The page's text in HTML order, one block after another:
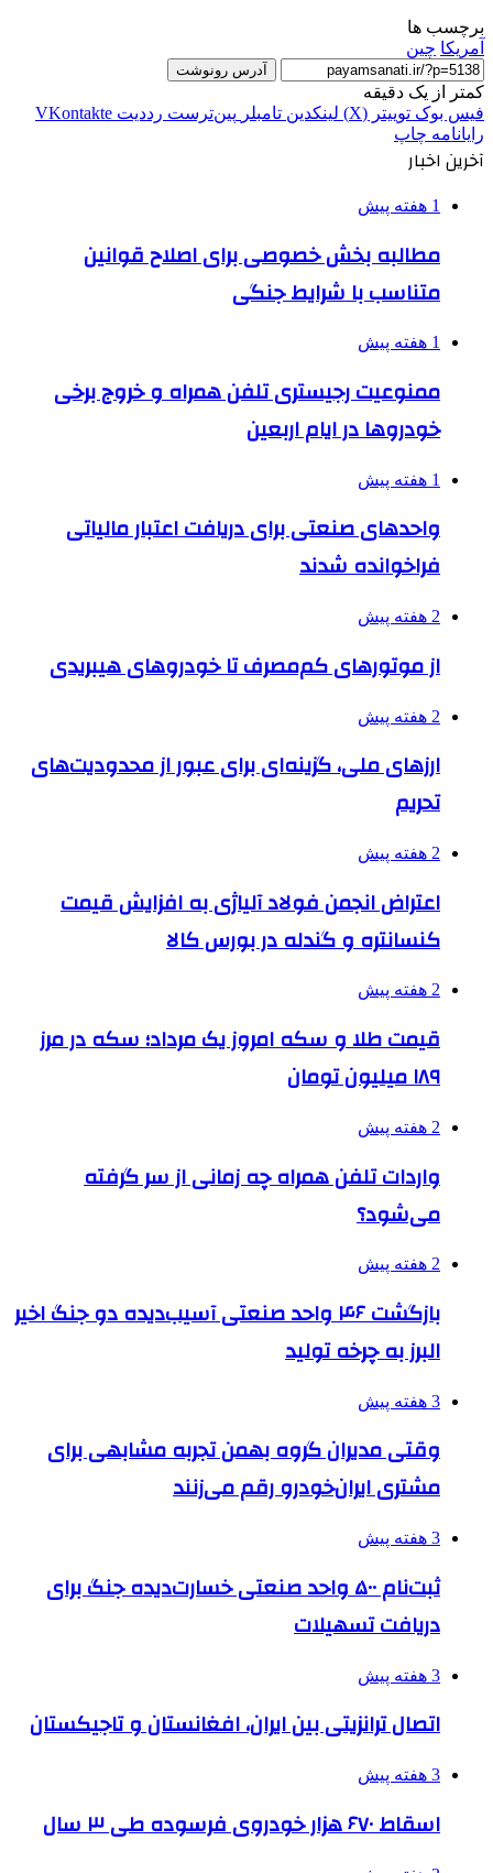
برچسب ها
آمريكا چین
آدرس رونوشت
کمتر از یک دقیقه
فیس بوک توییتر (X) لینکدین ‫تامبلر ‫پین‌ترست ‫رددیت ‫VKontakte
رایانامه چاپ
آخرین اخبار
1 هفته پیش
مطالبه بخش خصوصی برای اصلاح قوانین
متناسب با شرایط جنگی
1 هفته پیش
ممنوعیت رجیستری تلفن همراه و خروج برخی
خودروها در ایام اربعین
1 هفته پیش
واحدهای صنعتی برای دریافت اعتبار مالیاتی
فراخوانده شدند
2 هفته پیش
از موتورهای کم‌مصرف تا خودروهای هیبریدی
2 هفته پیش
ارزهای ملی، گزینه‌ای برای عبور از محدودیت‌های
تحریم
2 هفته پیش
اعتراض انجمن فولاد آلیاژی به افزایش قیمت
کنسانتره و گندله در بورس کالا
2 هفته پیش
قیمت طلا و سکه امروز یک مرداد؛ سکه در مرز
۱۸۹ میلیون تومان
2 هفته پیش
واردات تلفن همراه چه زمانی از سر گرفته
می‌شود؟
2 هفته پیش
بازگشت ۴۶ واحد صنعتی آسیب‌دیده دو جنگ اخیر
البرز به چرخه تولید
3 هفته پیش
وقتی مدیران گروه بهمن تجربه مشابهی برای
مشتری ایران‌خودرو رقم می‌زنند
3 هفته پیش
ثبت‌نام ۵۰۰ واحد صنعتی خسارت‌دیده جنگ برای
دریافت تسهیلات
3 هفته پیش
اتصال ترانزیتی بین ایران، افغانستان و تاجیکستان
3 هفته پیش
اسقاط ۶۷۰ هزار خودروی فرسوده طی ۳ سال